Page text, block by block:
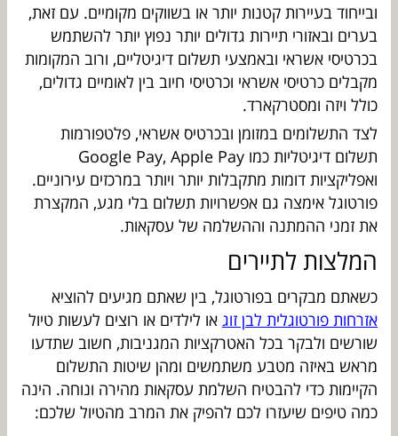
ובייחוד בעיירות קטנות יותר או בשווקים מקומיים. עם זאת,
בערים ובאזורי תיירות גדולים יותר נפוץ יותר להשתמש
בכרטיסי אשראי ובאמצעי תשלום דיגיטליים, ורוב המקומות
מקבלים כרטיסי אשראי וכרטיסי חיוב בין לאומיים גדולים,
כולל ויזה ומסטרקארד.
לצד התשלומים במזומן ובכרטיס אשראי, פלטפורמות
תשלום דיגיטליות כמו Google Pay, Apple Pay
ואפליקציות דומות מתקבלות יותר ויותר במרכזים עירוניים.
פורטוגל אימצה גם אפשרויות תשלום בלי מגע, המקצרת
את זמני ההמתנה וההשלמה של עסקאות.
המלצות לתיירים
כשאתם מבקרים בפורטוגל, בין שאתם מגיעים להוציא
אזרחות פורטוגלית לבן זוג או לילדים או רוצים לעשות טיול
שורשים ולבקר בכל האטרקציות המגניבות, חשוב שתדעו
מראש באיזה מטבע משתמשים ומהן שיטות התשלום
הקיימות כדי להבטיח השלמת עסקאות מהירה ונוחה. הינה
כמה טיפים שיעזרו לכם להפיק את המרב מהטיול שלכם: